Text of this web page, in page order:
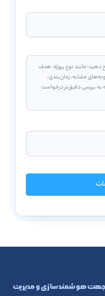
جهت هوشمند سازی و مدیریت